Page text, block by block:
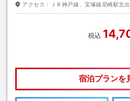
アクセス： ＪＲ神戸線、宝塚線尼崎駅北
税込
宿泊プランを